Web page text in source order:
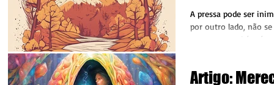
A pressa pode ser
por outro lado, não
a mesma também é
Artigo: